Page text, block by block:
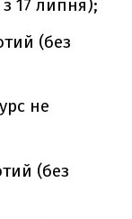
17 липня);
(без
не
(без